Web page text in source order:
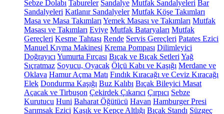
Sebze Dolabı Tabureler Sandalye Mutfak Sandalyeleri Bar
Sandalyeleri Katlanır Sandalyeler Mutfak Köşe Takımları
Masa ve Masa Takımları Yemek Masası ve Takımları Mutfak
Masası ve Takımları Eviye Mutfak Bataryaları Mutfak
Gereçleri Kesme Tahtası Rende Servis Gereçleri Patates Ezici
Manuel Kıyma Makinesi Krema Pompası Dilimleyici
Doğrayıcı Yumurta Fırçası Bıçak ve Bıçak Setleri Yağ
Sıçratmaz Soyucu, Oyacak Ölçü Kabı ve Kaşığı Merdane ve
Oklava Hamur Açma Matı Fındık Kıracağı ve Ceviz Kıracağı
Elek Dondurma Kaşığı Buz Kalıbı Bıçak Bileyici Masat
Açacak ve Tirbuşon Çekirdek Çıkarıcı Çırpıcı Sebze
Kurutucu Huni Baharat Öğütücü Havan Hamburger Presi
Sarımsak Ezici Kaşık ve Kepçe Altlığı Bıçak Standı Süzgeç